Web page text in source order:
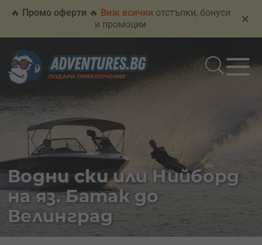
🔥 Промо оферти 🔥 Виж всички отстъпки, бонуси
и промоции
×
Водни ски или Нийборд
на яз. Батак до
Велинград